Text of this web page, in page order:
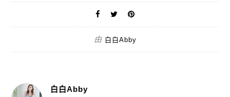
由 白白Abby
白白Abby